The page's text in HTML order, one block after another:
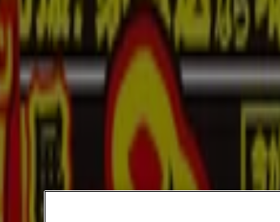
ホームセンター&ペットドラッグストア家電
やキャンペーン情報